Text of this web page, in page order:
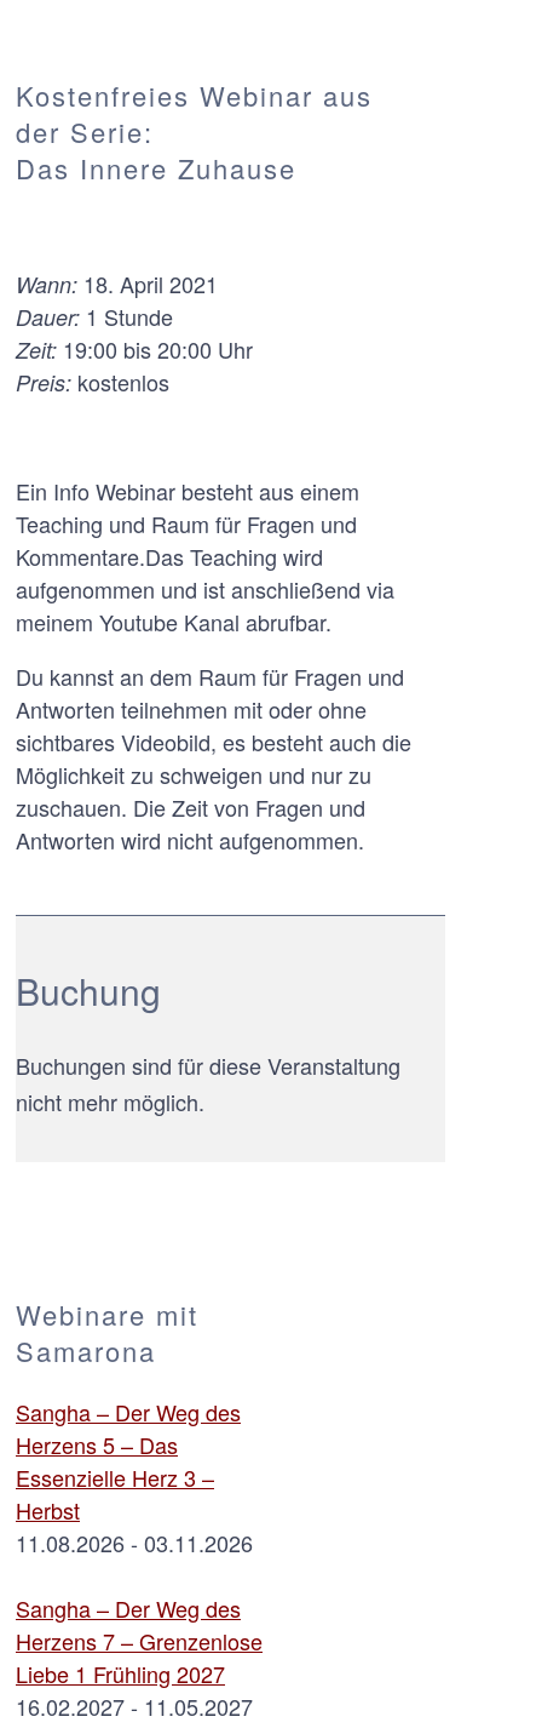
Kostenfreies Webinar aus
der Serie:
Das Innere Zuhause
Wann: 18. April 2021
Dauer: 1 Stunde
Zeit: 19:00 bis 20:00 Uhr
Preis: kostenlos
Ein Info Webinar besteht aus einem
Teaching und Raum für Fragen und
Kommentare.Das Teaching wird
aufgenommen und ist anschließend via
meinem Youtube Kanal abrufbar.
Du kannst an dem Raum für Fragen und
Antworten teilnehmen mit oder ohne
sichtbares Videobild, es besteht auch die
Möglichkeit zu schweigen und nur zu
zuschauen. Die Zeit von Fragen und
Antworten wird nicht aufgenommen.
Buchung
Buchungen sind für diese Veranstaltung
nicht mehr möglich.
Webinare mit
Samarona
Sangha – Der Weg des
Herzens 5 – Das
Essenzielle Herz 3 –
Herbst
11.08.2026 - 03.11.2026
Sangha – Der Weg des
Herzens 7 – Grenzenlose
Liebe 1 Frühling 2027
16.02.2027 - 11.05.2027